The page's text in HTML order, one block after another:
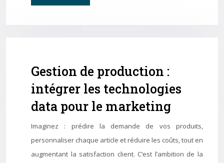
Gestion de production :
intégrer les technologies
data pour le marketing
Imaginez : prédire la demande de vos produits,
personnaliser chaque article et réduire les coûts, tout en
augmentant la satisfaction client. C’est l’ambition de la